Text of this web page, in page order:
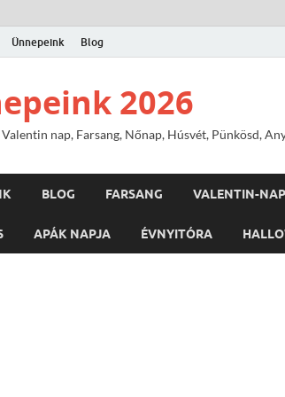
Ünnepeink Blog
2026
nap, Farsang, Nőnap, Húsvét, Pünkösd,
BLOG FARSANG VALENTIN-NAP
APÁK NAPJA ÉVNYITÓRA